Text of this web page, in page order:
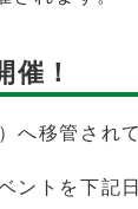
！
へ移管され
ントを下記